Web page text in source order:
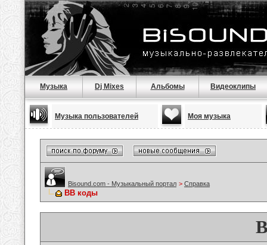
Музыка Dj Mixes Альбомы Видеоклипы
Музыка пользователей Моя музыка
Bisound.com - Музыкальный портал > Справка
BB коды